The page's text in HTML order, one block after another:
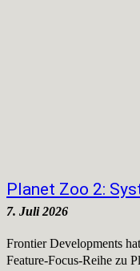
Planet Zoo 2:
7. Juli 2026
Frontier Developments
Feature‑Focus‑Reihe zu